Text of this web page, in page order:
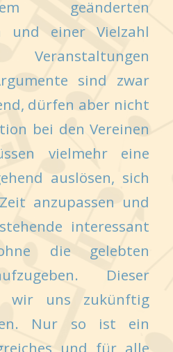
geänderten
und einer Vielzahl
Veranstaltungen
sind zwar
dürfen aber nicht
bei den Vereinen
vielmehr eine
auslösen, sich
anzupassen und
interessant
die gelebten
Dieser
wir uns zukünftig
Nur so ist ein
und für alle